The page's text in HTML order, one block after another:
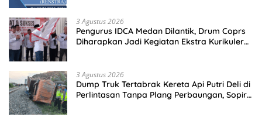
3 Agustus 2026
Pengurus IDCA Medan Dilantik, Drum Coprs
Diharapkan Jadi Kegiatan Ekstra Kurikuler
3 Agustus 2026
Dump Truk Tertabrak Kereta Api Putri Deli di
Perlintasan Tanpa Plang Perbaungan, Sopir